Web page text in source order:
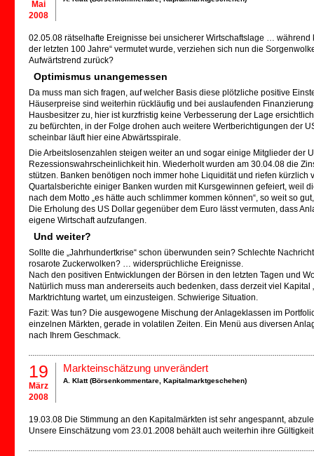
Mai
2008
02.05.08 rätselhafte Ereignisse bei unsicherer Wirtschaftslage …
der letzten 100 Jahre“ vermutet wurde, verziehen sich nun die
Aufwärtstrend zurück?
Optimismus unangemessen
Da muss man sich fragen, auf welcher Basis diese plötzliche positive
Häuserpreise sind weiterhin rückläufig und bei auslaufenden
Hausbesitzer zu, hier ist kurzfristig keine Verbesserung der Lage
zu befürchten, in der Folge drohen auch weitere Wertberichtigungen der
scheinbar läuft hier eine Abwärtsspirale.
Die Arbeitslosenzahlen steigen weiter an und sogar einige Mitglieder der
Rezessionswahrscheinlichkeit hin. Wiederholt wurden am 30.04.08 die
stützen. Banken benötigen noch immer hohe Liquidität und riefen kürzlich
Quartalsberichte einiger Banken wurden mit Kursgewinnen gefeiert, weil
nach dem Motto „es hätte auch schlimmer kommen können“, so weit so
Die Erholung des US Dollar gegenüber dem Euro lässt vermuten, dass
eigene Wirtschaft aufzufangen.
Und weiter?
Sollte die „Jahrhundertkrise“ schon überwunden sein? Schlechte
rosarote Zuckerwolken? … widersprüchliche Ereignisse.
Nach den positiven Entwicklungen der Börsen in den letzten Tagen und
Natürlich muss man andererseits auch bedenken, dass derzeit viel
Marktrichtung wartet, um einzusteigen. Schwierige Situation.
Fazit: Was tun? Die ausgewogene Mischung der Anlageklassen im
einzelnen Märkten, gerade in volatilen Zeiten. Ein Menü aus diversen
nach Ihrem Geschmack.
19
März
2008
Markteinschätzung unverändert
A. Klatt (Börsenkommentare Kapitalmarktgeschehen)
19.03.08 Die Stimmung an den Kapitalmärkten ist sehr angespannt,
Unsere Einschätzung vom 23.01.2008 behält auch weiterhin ihre